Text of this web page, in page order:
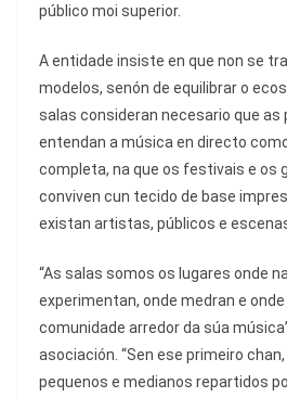
público moi superior.
A entidade insiste en que non se
modelos, senón de equilibrar o
salas consideran necesario que
entendan a música en directo
completa, na que os festivais e os
conviven cun tecido de base
existan artistas, públicos e
“As salas somos os lugares onde
experimentan, onde medran e
comunidade arredor da súa
asociación. “Sen ese primeiro
pequenos e medianos repartidos